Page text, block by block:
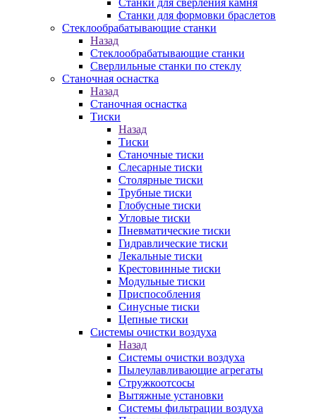
Станки для сверления камня
Станки для формовки браслетов
Стеклообрабатывающие станки
Назад
Стеклообрабатывающие станки
Сверлильные станки по стеклу
Станочная оснастка
Назад
Станочная оснастка
Тиски
Назад
Тиски
Станочные тиски
Слесарные тиски
Столярные тиски
Трубные тиски
Глобусные тиски
Угловые тиски
Пневматические тиски
Гидравлические тиски
Лекальные тиски
Крестовинные тиски
Модульные тиски
Приспособления
Синусные тиски
Цепные тиски
Системы очистки воздуха
Назад
Системы очистки воздуха
Пылеулавливающие агрегаты
Стружкоотсосы
Вытяжные установки
Системы фильтрации воздуха